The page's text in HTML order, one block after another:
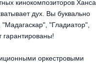
кинокомпозиторов Ханса
дух. Вы буквально
"Гладиатор",
оркестровыми